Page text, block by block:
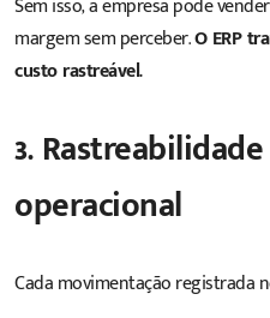
Sem isso, a empresa pode
margem sem perceber.O ERP
custo rastreável.
3.
operacional
Cada movimentação registrada